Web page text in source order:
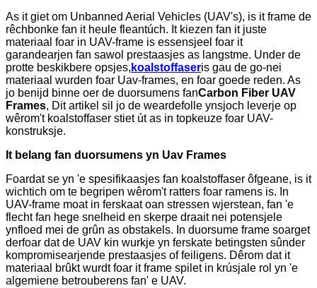
As it giet om Unbanned Aerial Vehicles (UAV's), is it frame de
rêchbonke fan it heule fleantúch. It kiezen fan it juste
materiaal foar in UAV-frame is essensjeel foar it
garandearjen fan sawol prestaasjes as langstme. Under de
protte beskikbere opsjes, koalstoffaseris gau de go-nei
materiaal wurden foar Uav-frames, en foar goede reden. As
jo ​​benijd binne oer de duorsumens fanCarbon Fiber UAV
Frames, Dit artikel sil jo de weardefolle ynsjoch leverje op
wêrom't koalstoffaser stiet út as in topkeuze foar UAV-
konstruksje.
It belang fan duorsumens yn Uav Frames
Foardat se yn 'e spesifikaasjes fan koalstoffaser ôfgeane, is it
wichtich om te begripen wêrom't ratters foar ramens is. In
UAV-frame moat in ferskaat oan stressen wjerstean, fan 'e
flecht fan hege snelheid en skerpe draait nei potensjele
ynfloed mei de grûn as obstakels. In duorsume frame soarget
derfoar dat de UAV kin wurkje yn ferskate betingsten sûnder
kompromisearjende prestaasjes of feiligens. Dêrom dat it
materiaal brûkt wurdt foar it frame spilet in krúsjale rol yn 'e
algemiene betrouberens fan' e UAV.